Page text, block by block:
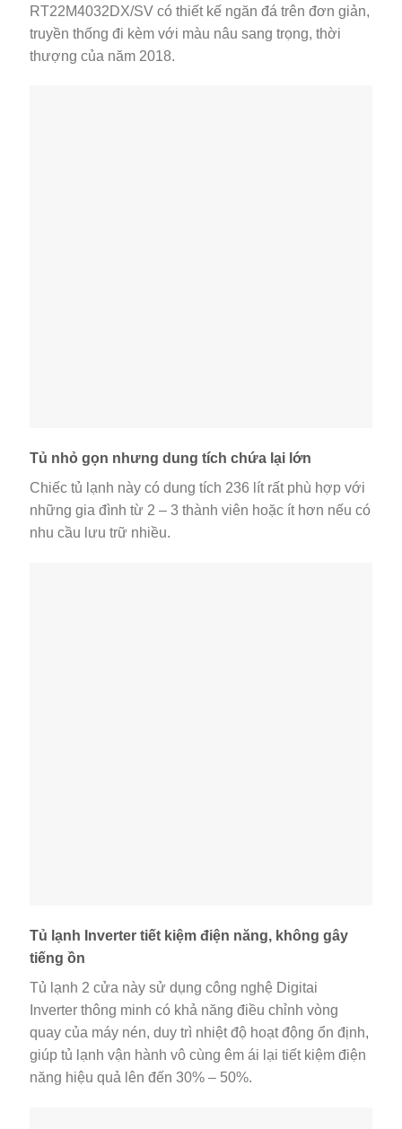
RT22M4032DX/SV có thiết kế ngăn đá trên đơn giản,
truyền thống đi kèm với màu nâu sang trọng, thời
thượng của năm 2018.
Tủ nhỏ gọn nhưng dung tích chứa lại lớn
Chiếc tủ lạnh này có dung tích 236 lít rất phù hợp với
những gia đình từ 2 – 3 thành viên hoặc ít hơn nếu có
nhu cầu lưu trữ nhiều.
Tủ lạnh Inverter tiết kiệm điện năng, không gây
tiếng ồn
Tủ lạnh 2 cửa này sử dụng công nghệ Digitai
Inverter thông minh có khả năng điều chỉnh vòng
quay của máy nén, duy trì nhiệt độ hoạt động ổn định,
giúp tủ lạnh vận hành vô cùng êm ái lại tiết kiệm điện
năng hiệu quả lên đến 30% – 50%.